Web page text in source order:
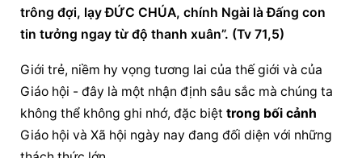
trông đợi, lạy ÐỨC CHÚA, chính Ngài là Ðấng con
tin tưởng ngay từ độ thanh xuân”. (Tv 71,5)
Giới trẻ, niềm hy vọng tương lai của thế giới và của
Giáo hội - đây là một nhận định sâu sắc mà chúng ta
không thể không ghi nhớ, đặc biệt trong bối cảnh
Giáo hội và Xã hội ngày nay đang đối diện với những